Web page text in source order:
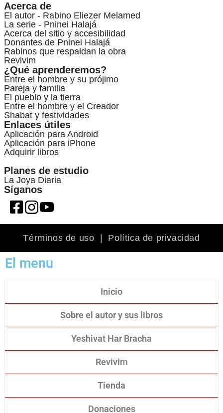
Acerca de
El autor - Rabino Eliezer Melamed
La serie - Pninei Halajá
Acerca del sitio y accesibilidad
Donantes de Pninei Halajá
Rabinos que respaldan la obra
Revivim
¿Qué aprenderemos?
Entre el hombre y su prójimo
Pareja y familia
El pueblo y la tierra
Entre el hombre y el Creador
Shabat y festividades
Enlaces útiles
Aplicación para Android
Aplicación para iPhone
Adquirir libros
Planes de estudio
La Joya Diaria
Síganos
Términos de uso Política de privacidad
El menu
Inicio
Sobre el autor y sus libros
Yeshivat Har Bracha
Revivim
Tienda
Donaciones